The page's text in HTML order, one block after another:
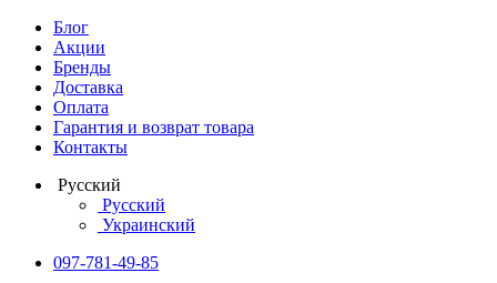
Блог
Акции
Бренды
Доставка
Оплата
Гарантия и возврат товара
Контакты
Русский
Русский
Украинский
097-781-49-85